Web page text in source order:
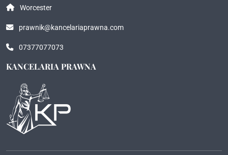
Worcester
prawnik@kancelariaprawna.com
07377077073
KANCELARIA PRAWNA